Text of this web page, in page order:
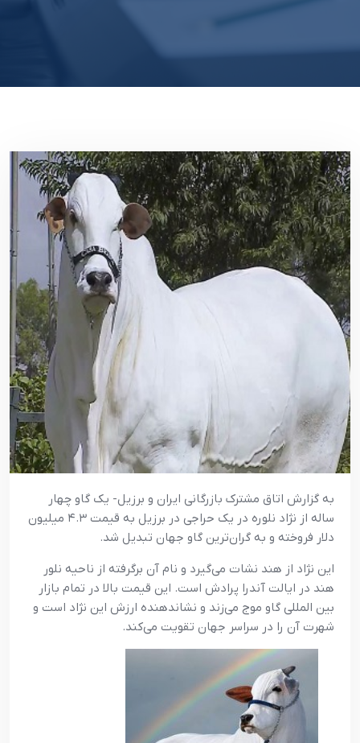
به گزارش اتاق مشترک بازرگانی ایران و برزیل- یک گاو چهار
ساله از نژاد نلوره در یک حراجی در برزیل به قیمت ۴.۳ میلیون
دلار فروخته و به گران‌ترین گاو جهان تبدیل شد.
این نژاد از هند نشات می‌گیرد و نام آن برگرفته از ناحیه نلور
هند در ایالت آندرا پرادش است. این قیمت بالا در تمام بازار
بین المللی گاو موج می‌زند و نشاندهنده ارزش این نژاد است و
شهرت آن را در سراسر جهان تقویت می‌کند.